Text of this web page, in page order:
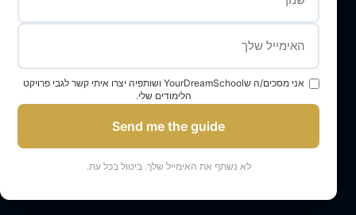
צוות YourDreamSchool
בית ספר החלומות שלך, שותף להצלחה שלך
התלמידים שלנו והוריהם מעידים
תוצאות הקבלה לתואר ראשון שלנו
אני מסכים/ה שYourDreamSchool ושותפיה יצרו איתי קשר לגבי פרויקט
הלימודים שלי.
Send me the guide
לא נשתף את האימייל שלך. ביטול בכל עת.